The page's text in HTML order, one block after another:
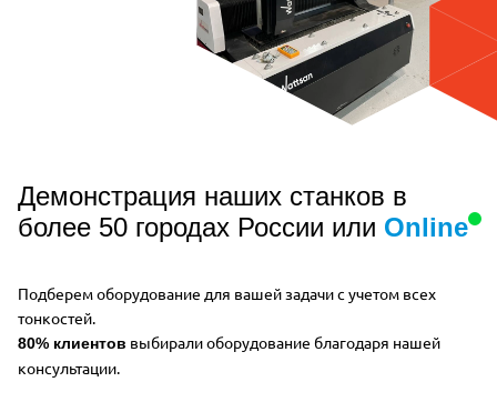
Демонстрация наших станков в
более 50 городах России или Online
Подберем оборудование для вашей задачи с учетом всех
тонкостей.
80% клиентов выбирали оборудование благодаря нашей
консультации.